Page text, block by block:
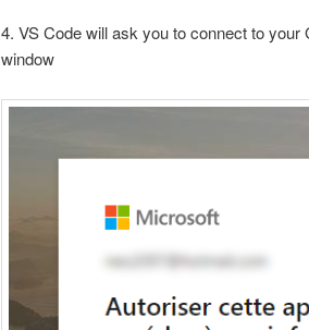
4. VS Code will ask you to connect to
window